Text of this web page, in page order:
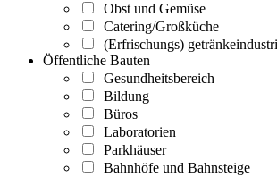
Obst und Gemüse
Catering/Großküche
(Erfrischungs)
Öffentliche Bauten
Gesundheitsbereich
Bildung
Büros
Laboratorien
Parkhäuser
Bahnhöfe und Bahnsteige